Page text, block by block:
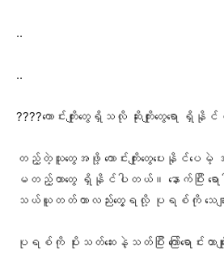
..
..
????ကောင်းကျိုးတွေရှိသလို ဆိုးကျိုးတွေရော ရှိနိုင်
တည့်တဲ့သူတွေအဖို့ ကောင်းကျိုးတွေပေးနိုင်ပေ
မတည့်တာတွေ ရှိနိုင်ပါတယ်။ နောက်ပြီး ရော
သယ်ယူတတ်တာလည်းတွေ့ရလို့ ပုရစ်ကို သေချာ
ပုရစ်ကို ပိုးသတ်ဆေးနဲ့သတ်ပြီး ကြော်ရောင်